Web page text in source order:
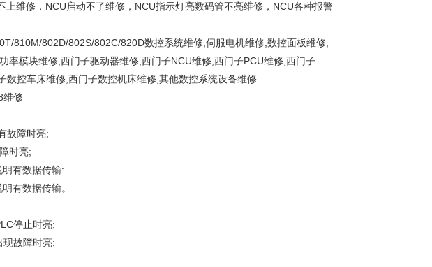
维修，NCU启动不了维修，NCU指示灯亮数码管不亮维修，NCU各种报警
810M/802D/802S/802C/820D数控系统维修,伺服电机维修,数控面板维修,
率模块维修,西门子驱动器维修,西门子NCU维修,西门子PCU维修,西门子
数控车床维修,西门子数控机床维修,其他数控系统设备维修
维修
故障时亮;
时亮;
有数据传输:
有数据传输。
停止时亮;
故障时亮: